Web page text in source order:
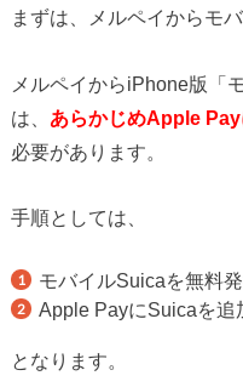
まずは、メルペイからモ
メルペイからiPhone版「
は、 あらかじめApple
必要があります。
手順としては、
モバイルSuicaを無料
Apple PayにSuicaを追
となります。